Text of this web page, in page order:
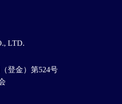
LTD.
登金）第524号